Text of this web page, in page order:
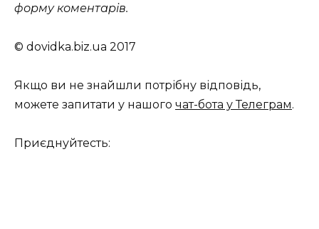
форму коментарів.
© dovidka.biz.ua 2017
Якщо ви не знайшли потрібну відповідь,
можете запитати у нашого чат-бота у Телеграм.
Приєднуйтесть: